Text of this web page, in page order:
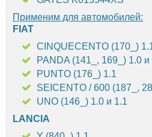
Применим для автомобилей:
FIAT
CINQUECENTO (170_)
PANDA (141_, 169_) 1.0 и
PUNTO (176_) 1.1
SEICENTO / 600 (187_,
UNO (146_) 1.0 и 1.1
LANCIA